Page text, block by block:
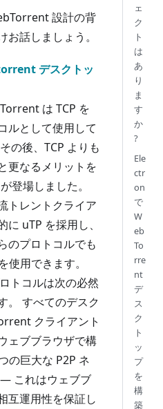
設計の背
お話しましょう。
は TCP を
ルとして使用して
の後、TCP よりも
更なるメリットを
登場しました。
トレントクライア
に uTP を採用し、
のプロトコルでも
用できます。
トコルは次の必然
。 すべてのデスク
クライアント
ェブブラウザで構
の巨大な P2P ネ
これはウェブブ
互運用性を保証し
ェ
ク
ト
は
あ
り
ま
す
か
?
Ele
ctr
on
で
W
eb
To
rre
nt
デ
ス
ク
ト
ッ
プ
を
構
築